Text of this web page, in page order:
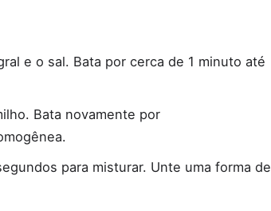
e o sal. Bata por cerca de 1 minuto até
Bata novamente por
para misturar. Unte uma forma de